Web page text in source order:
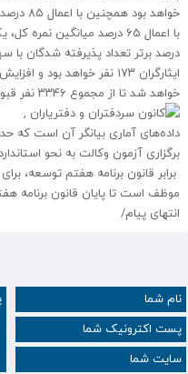
خواهد بود همچنین با اعمال ٨5 درصد میانگین نمره کل یک درصد برتر تعداد پذیرفته‌شدگان با سهمیه آزاد 554 نفر خواهد بود.
خواهد شد تا از مجموع ٣٣46 نفر قبول‌شدگان با سهمیه آزاد به ١٨٨٩ نفر تقلیل یابد و ١45٧ نفر از ورود به شغل سردفتری محروم می‌شوند.
برگزاری آزمون وکالت به نحو
موظف است تا پایان قانون برنامه
انتهای پیام/